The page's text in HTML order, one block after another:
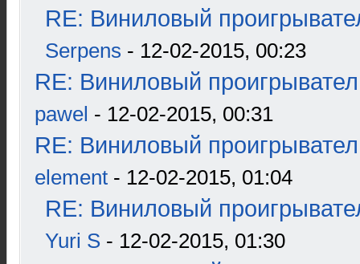
RE: Виниловый
Serpens - 12-02-2015, 00:23
RE: Виниловый
pawel - 12-02-2015, 00:31
RE: Виниловый
element - 12-02-2015, 01:04
RE: Виниловый
Yuri S - 12-02-2015, 01:30